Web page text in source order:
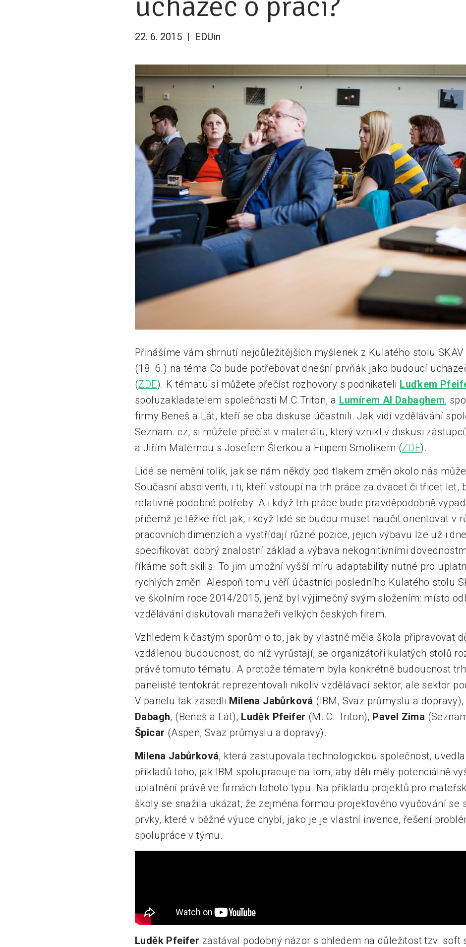
22. 6. 2015 EDUin
Přinášíme vám shrnutí nejdůležitějších myšlenek z Kulatého stolu SKAV
(18. 6.) na téma Co bude potřebovat dnešní prvňák jako budoucí
(ZDE). K tématu si můžete přečíst rozhovory s podnikateli Luďkem
spoluzakladatelem společnosti M.C.Triton, a Lumírem Al Dabaghem,
firmy Beneš a Lát, kteří se oba diskuse účastnili. Jak vidí vzdělávání
Seznam. cz, si můžete přečíst v materiálu, který vznikl v diskusi
a Jiřím Maternou s Josefem Šlerkou a Filipem Smolíkem (ZDE).
Lidé se nemění tolik, jak se nám někdy pod tlakem změn okolo nás
Současní absolventi, i ti, kteří vstoupí na trh práce za dvacet či třicet let,
relativně podobné potřeby. A i když trh práce bude pravděpodobně
přičemž je těžké říct jak, i když lidé se budou muset naučit orientovat v
pracovních dimenzích a vystřídají různé pozice, jejich výbavu lze už i
specifikovat: dobrý znalostní základ a výbava nekognitivními
říkáme soft skills. To jim umožní vyšší míru adaptability nutné pro
rychlých změn. Alespoň tomu věří účastníci posledního Kulatého stolu
ve školním roce 2014/2015, jenž byl výjimečný svým složením: místo
vzdělávání diskutovali manažeři velkých českých firem.
Vzhledem k častým sporům o to, jak by vlastně měla škola připravovat
vzdálenou budoucnost, do níž vyrůstají, se organizátoři kulatých stolů
právě tomuto tématu. A protože tématem byla konkrétně budoucnost
panelisté tentokrát reprezentovali nikoliv vzdělávací sektor, ale sektor
V panelu tak zasedli Milena Jabůrková (IBM, Svaz průmyslu a dopravy),
Dabagh, (Beneš a Lát), Luděk Pfeifer (M. C. Triton), Pavel Zima
Špicar (Aspen, Svaz průmyslu a dopravy).
Milena Jabůrková, která zastupovala technologickou společnost,
příkladů toho, jak IBM spolupracuje na tom, aby děti měly potenciálně
uplatnění právě ve firmách tohoto typu. Na příkladu projektů pro
školy se snažila ukázat, že zejména formou projektového vyučování se
prvky, které v běžné výuce chybí, jako je je vlastní invence, řešení
spolupráce v týmu.
Luděk Pfeifer zastával podobný názor s ohledem na důležitost tzv. soft